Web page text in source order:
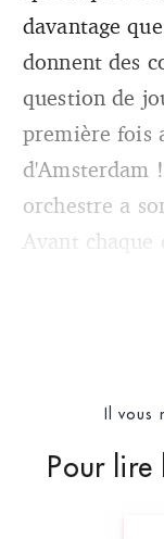
davantage
donnent des
question de
première fois
d'Amsterdam
orchestre a
Avant chaque
Il vous
Pour lire